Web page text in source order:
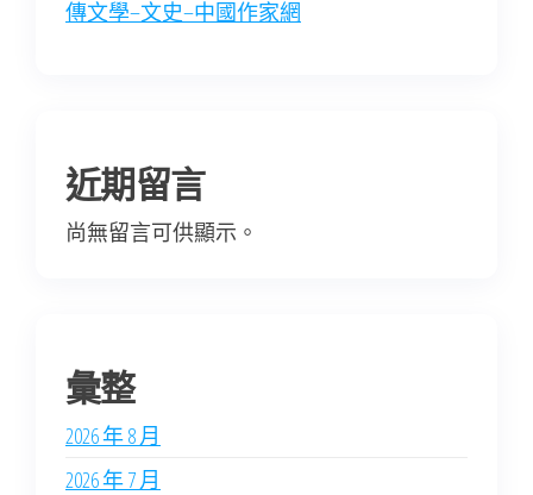
傳文學–文史–中國作家網
近期留言
尚無留言可供顯示。
彙整
2026 年 8 月
2026 年 7 月